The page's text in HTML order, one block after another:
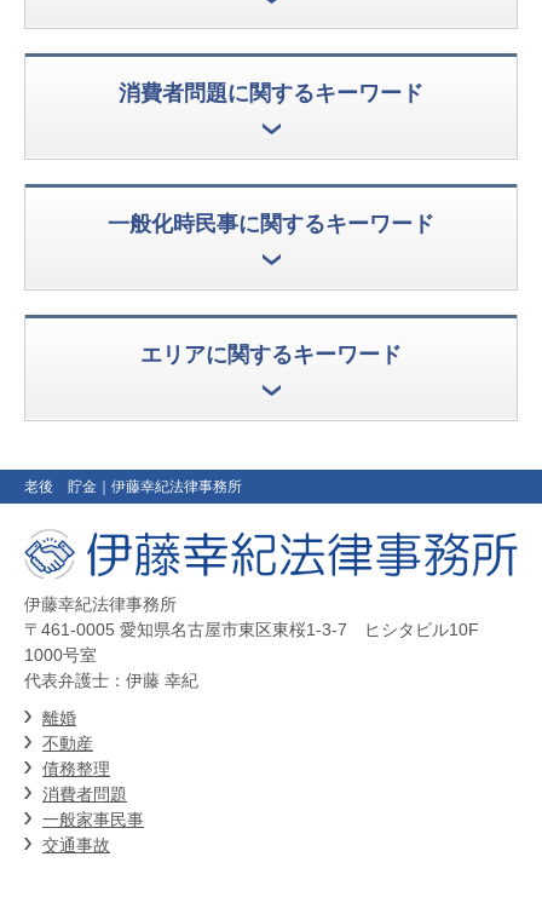
消費者問題に関するキーワード
一般化時民事に関するキーワード
エリアに関するキーワード
老後 貯金 ｜伊藤幸紀法律事務所
伊藤幸紀法律事務所
〒461-0005 愛知県名古屋市東区東桜1-3-7 ヒシタビル10F
1000号室
代表弁護士：伊藤 幸紀
離婚
不動産
債務整理
消費者問題
一般家事民事
交通事故